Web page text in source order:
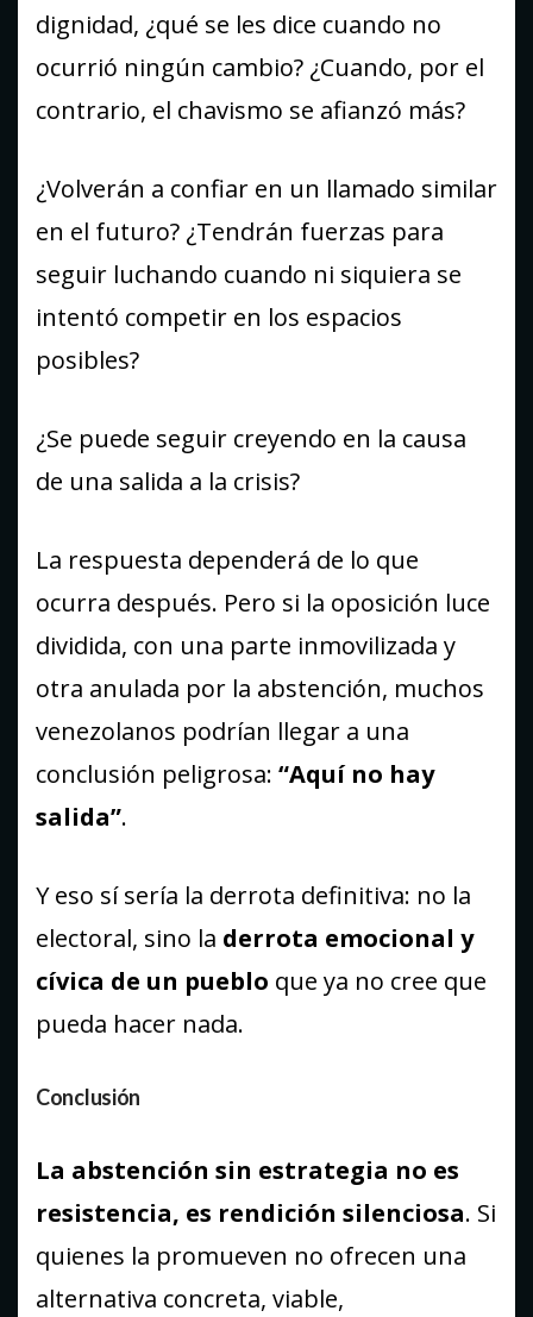
dignidad, ¿qué se les dice cuando no
ocurrió ningún cambio? ¿Cuando, por el
contrario, el chavismo se afianzó más?
¿Volverán a confiar en un llamado similar
en el futuro? ¿Tendrán fuerzas para
seguir luchando cuando ni siquiera se
intentó competir en los espacios
posibles?
¿Se puede seguir creyendo en la causa
de una salida a la crisis?
La respuesta dependerá de lo que
ocurra después. Pero si la oposición luce
dividida, con una parte inmovilizada y
otra anulada por la abstención, muchos
venezolanos podrían llegar a una
conclusión peligrosa: “Aquí no hay
salida”.
Y eso sí sería la derrota definitiva: no la
electoral, sino la derrota emocional y
cívica de un pueblo que ya no cree que
pueda hacer nada.
Conclusión
La abstención sin estrategia no es
resistencia, es rendición silenciosa. Si
quienes la promueven no ofrecen una
alternativa concreta, viable,